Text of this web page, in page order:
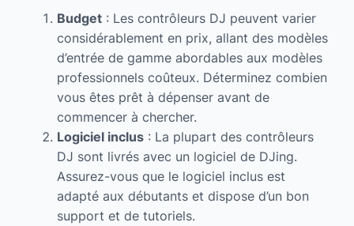
Budget : Les contrôleurs DJ peuvent varier
considérablement en prix, allant des modèles
d’entrée de gamme abordables aux modèles
professionnels coûteux. Déterminez combien
vous êtes prêt à dépenser avant de
commencer à chercher.
Logiciel inclus : La plupart des contrôleurs
DJ sont livrés avec un logiciel de DJing.
Assurez-vous que le logiciel inclus est
adapté aux débutants et dispose d’un bon
support et de tutoriels.